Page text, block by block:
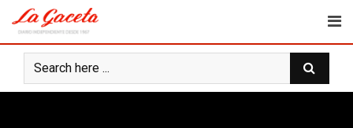
content